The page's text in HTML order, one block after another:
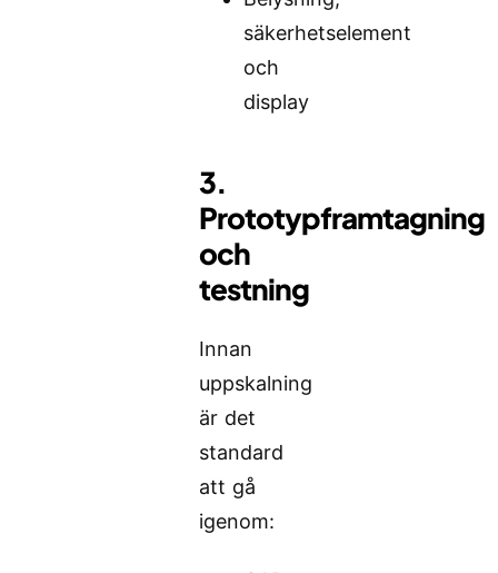
säkerhetselement
och
display
3.
Prototypframtagning
och
testning
Innan
uppskalning
är det
standard
att gå
igenom: